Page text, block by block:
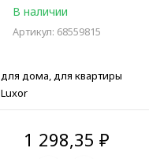
В наличии
Артикул: 68559815
для дома, для квартиры
Luxor
1 298,35 ₽